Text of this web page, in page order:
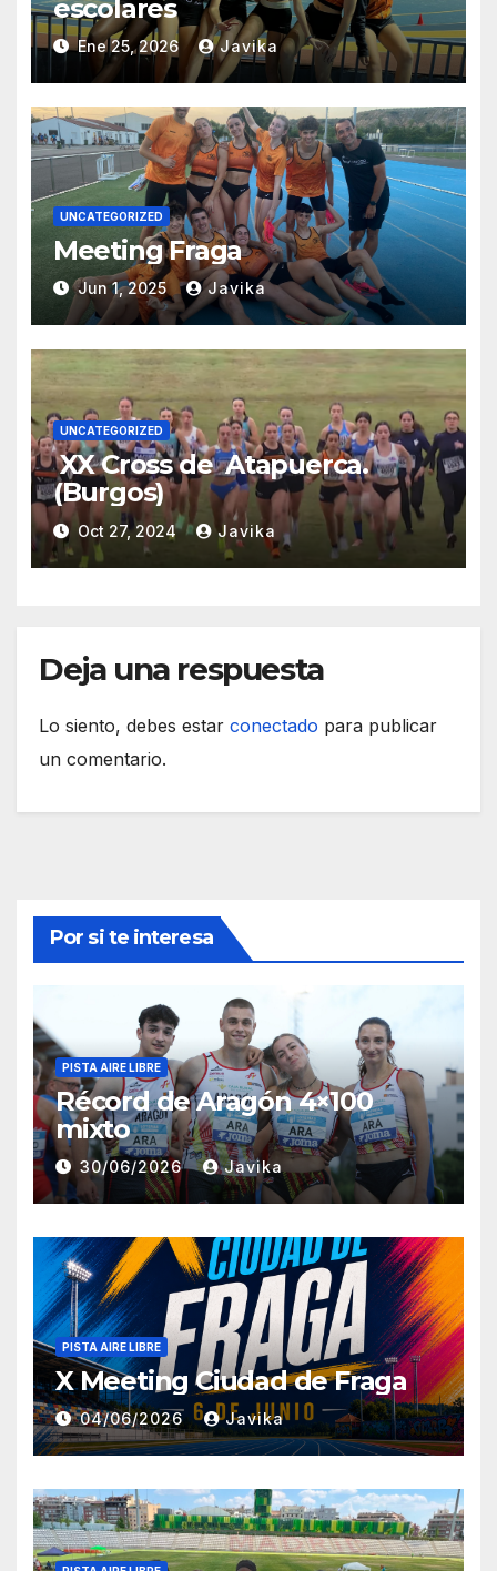
escolares
Ene 25, 2026 Javika
UNCATEGORIZED
Meeting Fraga
Jun 1, 2025 Javika
UNCATEGORIZED
XX Cross de Atapuerca.
(Burgos)
Oct 27, 2024 Javika
Deja una respuesta
Lo siento, debes estar conectado para publicar
un comentario.
Por si te interesa
PISTA AIRE LIBRE
Récord de Aragón 4×100
mixto
30/06/2026 Javika
PISTA AIRE LIBRE
X Meeting Ciudad de Fraga
04/06/2026 Javika